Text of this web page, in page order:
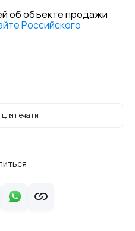
об объекте продажи
Российского
для печати